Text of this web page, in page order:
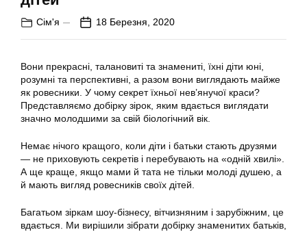
Сім'я 18 Березня, 2020
Вони прекрасні, талановиті та знамениті, їхні діти юні,
розумні та перспективні, а разом вони виглядають майже
як ровесники. У чому секрет їхньої нев’янучої краси?
Представляємо добірку зірок, яким вдається виглядати
значно молодшими за свій біологічний вік.
Немає нічого кращого, коли діти і батьки стають друзями
— не приховують секретів і перебувають на «одній хвилі».
А ще краще, якщо мами й тата не тільки молоді душею, а
й мають вигляд ровесників своїх дітей.
Багатьом зіркам шоу-бізнесу, вітчизняним і зарубіжним, це
вдається. Ми вирішили зібрати добірку знаменитих батьків,